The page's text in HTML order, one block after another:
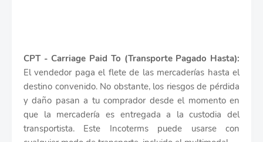
CPT - Carriage Paid To (Transporte Pagado Hasta):
El vendedor paga el flete de las mercaderías hasta el
destino convenido. No obstante, los riesgos de pérdida
y daño pasan a tu comprador desde el momento en
que la mercadería es entregada a la custodia del
transportista. Este Incoterms puede usarse con